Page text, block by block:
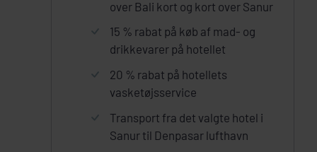
over Bali kort og kort over Sanur
15 % rabat på køb af mad- og
drikkevarer på hotellet
20 % rabat på hotellets
vasketøjsservice
Transport fra det valgte hotel i
Sanur til Denpasar lufthavn